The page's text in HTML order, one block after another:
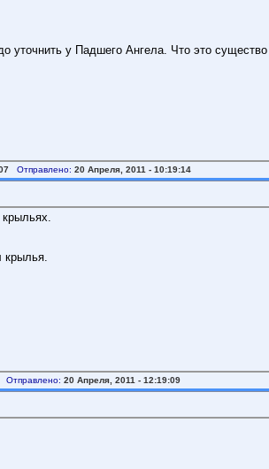
уточнить у Падшего Ангела. Что это
Отправлено: 20 Апреля, 2011 - 10:19:14
крыльях.
крылья.
Отправлено: 20 Апреля, 2011 - 12:19:09